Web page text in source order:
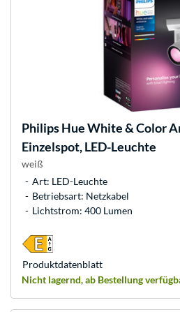
Philips HueWhite & Color
Einzelspot, LED-Leuchte
weiß
Art: LED-Leuchte
Betriebsart: Netzkabel
Lichtstrom: 400 Lumen
Nicht lagernd, ab Bestellung
Produkt­datenblatt